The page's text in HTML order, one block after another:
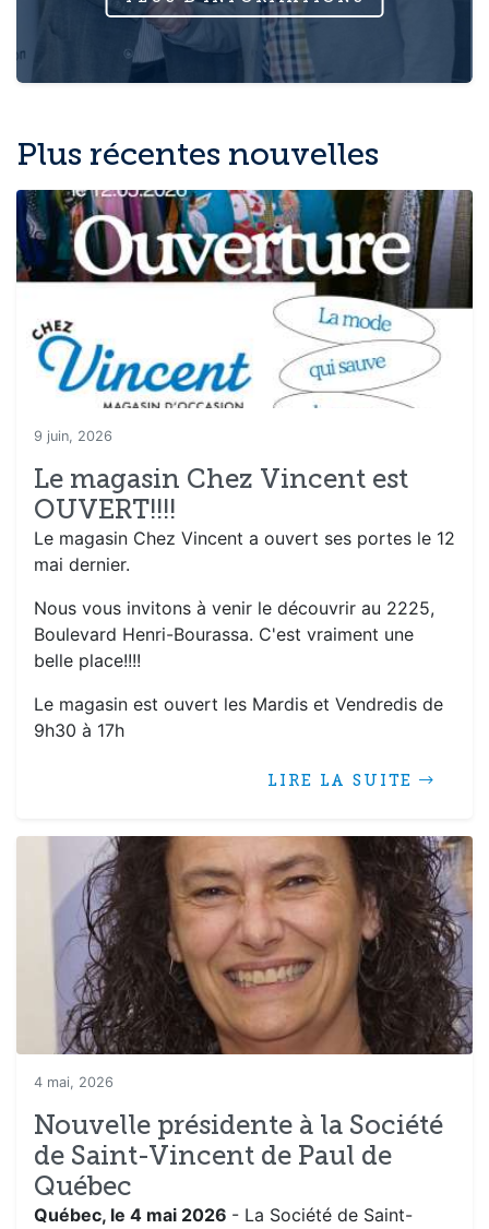
Plus récentes nouvelles
9 juin, 2026
Le magasin Chez Vincent est
OUVERT!!!!
Le magasin Chez Vincent a ouvert ses portes le 12
mai dernier.
Nous vous invitons à venir le découvrir au 2225,
Boulevard Henri-Bourassa. C'est vraiment une
belle place!!!!
Le magasin est ouvert les Mardis et Vendredis de
9h30 à 17h
LIRE LA SUITE
4 mai, 2026
Nouvelle présidente à la Société
de Saint-Vincent de Paul de
Québec
Québec, le 4 mai 2026 - La Société de Saint-